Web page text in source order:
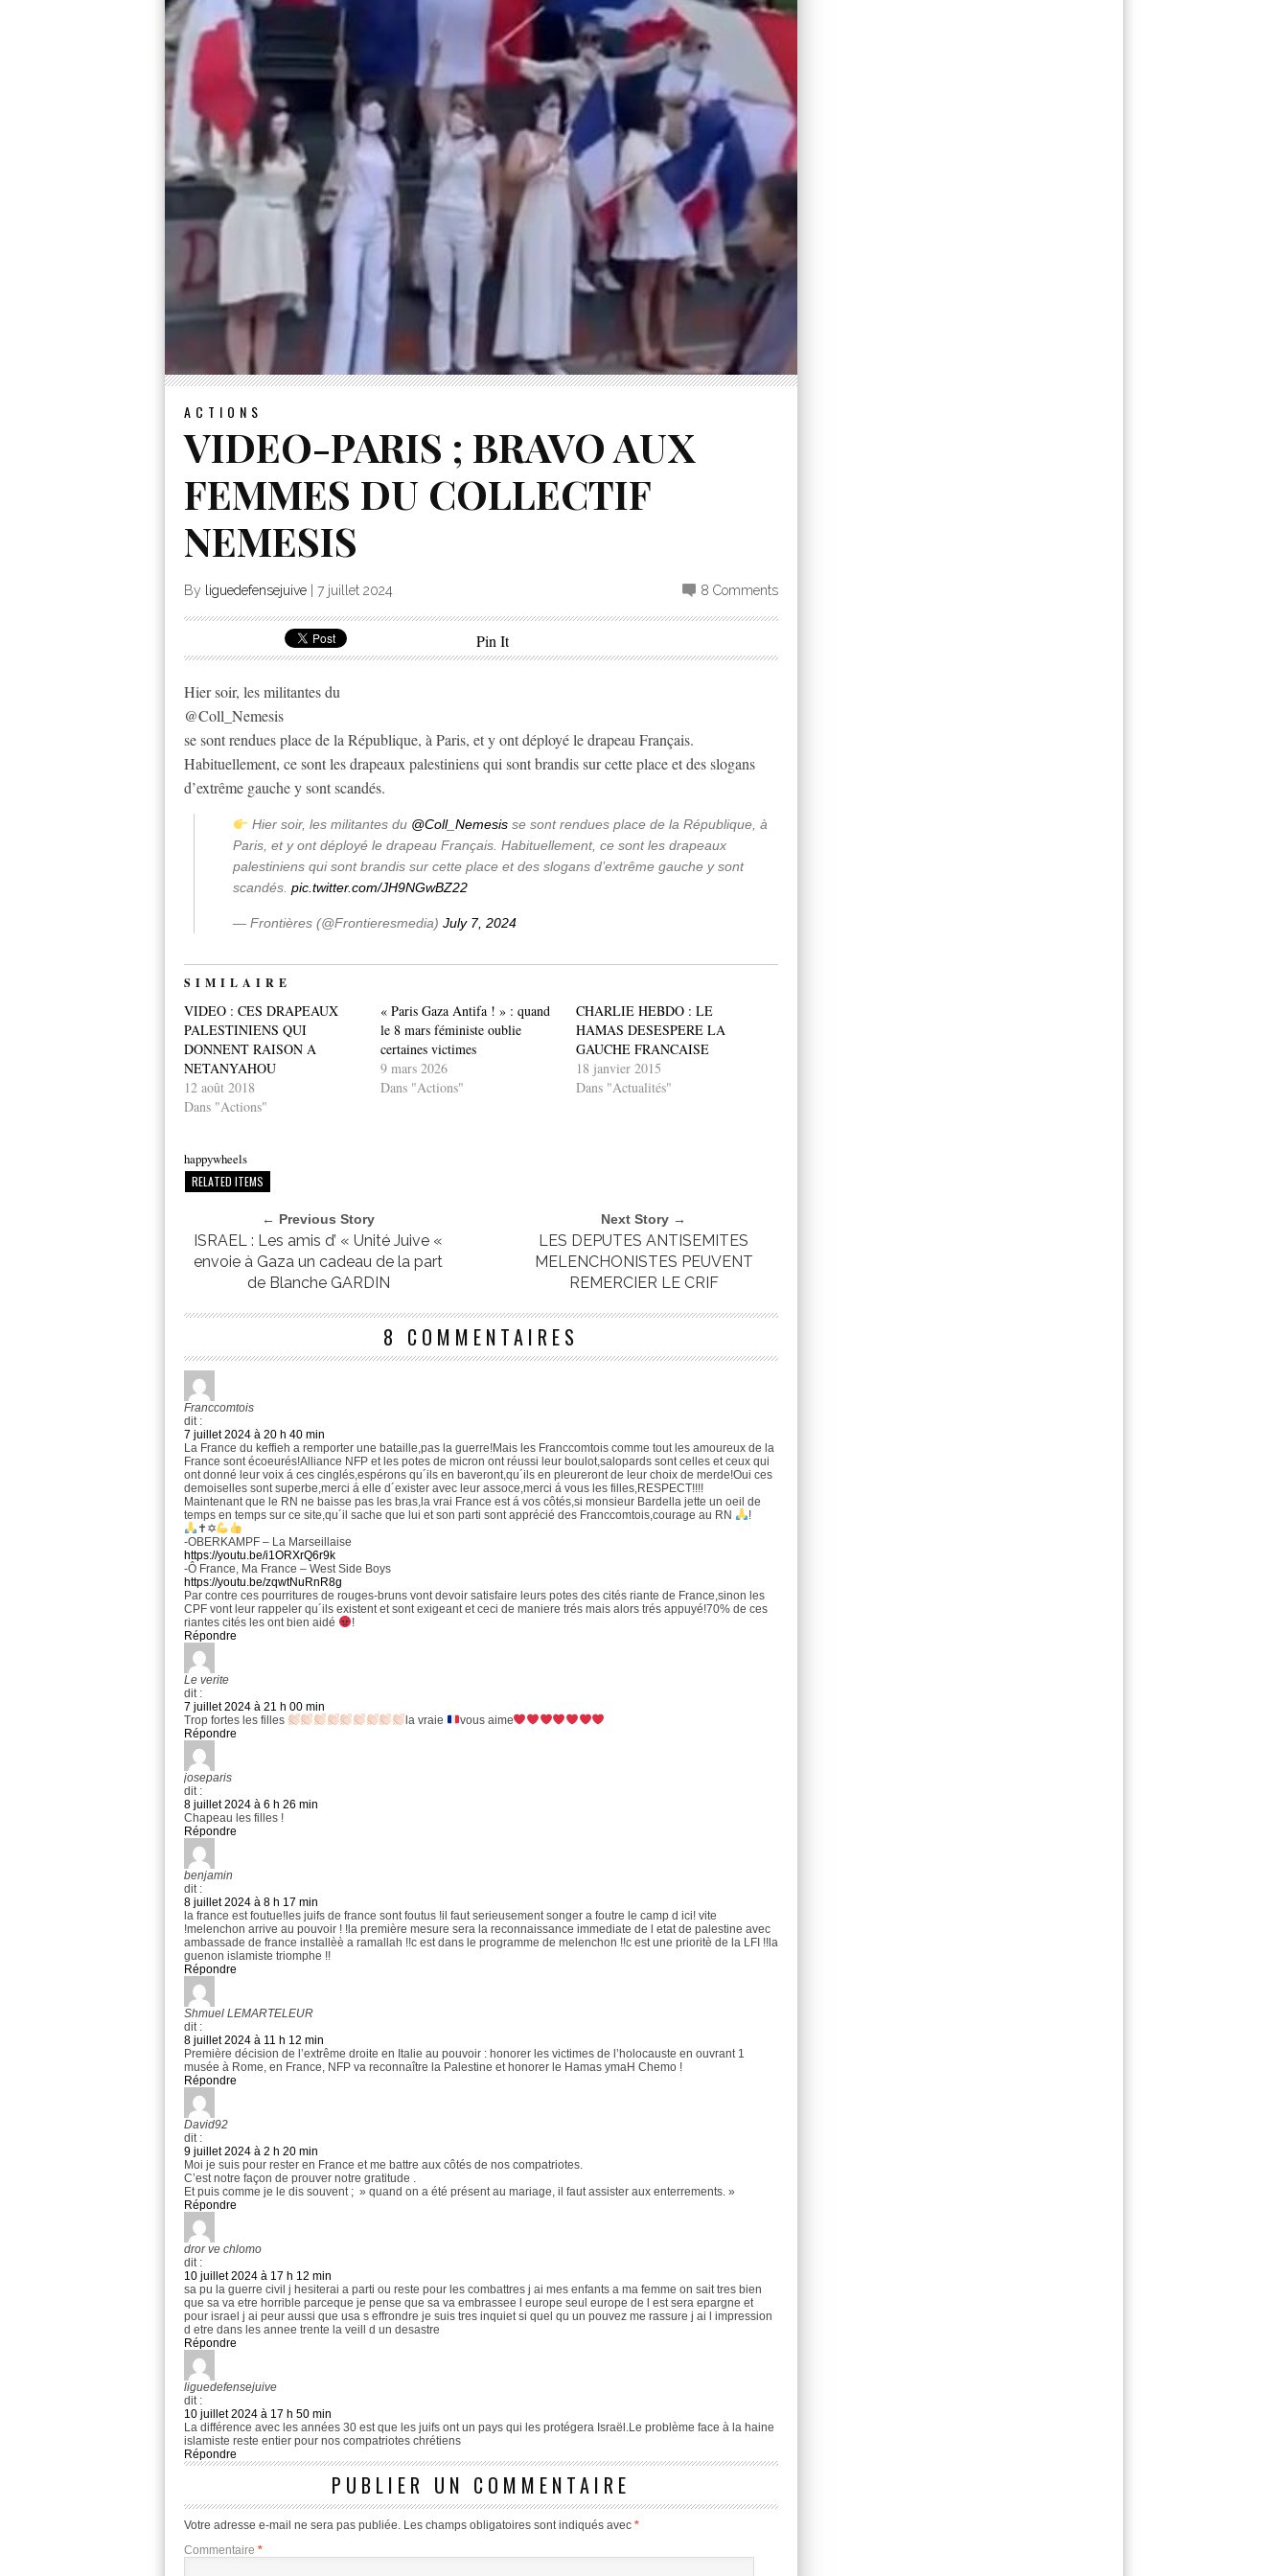
ACTIONS
VIDEO-PARIS ; BRAVO AUX
FEMMES DU COLLECTIF
NEMESIS
By liguedefensejuive 7 juillet 2024 8 Comments
Pin It
Hier soir, les militantes du
@Coll_Nemesis
se sont rendues place de la République, à Paris, et y ont déployé le drapeau Français.
Habituellement, ce sont les drapeaux palestiniens qui sont brandis sur cette place et des slogans
d’extrême gauche y sont scandés.
Hier soir, les militantes du @Coll_Nemesisse sont rendues place de la République, à
Paris, et y ont déployé le drapeau Français. Habituellement, ce sont les drapeaux
palestiniens qui sont brandis sur cette place et des slogans d’extrême gauche y sont
scandés. pic.twitter.com/JH9NGwBZ22
— Frontières (@Frontieresmedia) July 7, 2024
SIMILAIRE
VIDEO : CES DRAPEAUX
PALESTINIENS QUI
DONNENT RAISON A
NETANYAHOU
12 août 2018
Dans "Actions"
« Paris Gaza Antifa ! » : quand
le 8 mars féministe oublie
certaines victimes
9 mars 2026
Dans "Actions"
CHARLIE HEBDO : LE
HAMAS DESESPERE LA
GAUCHE FRANCAISE
18 janvier 2015
Dans "Actualités"
happywheels
RELATED ITEMS
← Previous Story
ISRAEL : Les amis d’ « Unité Juive «
envoie à Gaza un cadeau de la part
de Blanche GARDIN
Next Story →
LES DEPUTES ANTISEMITES
MELENCHONISTES PEUVENT
REMERCIER LE CRIF
8 COMMENTAIRES
Franccomtois
dit :
7 juillet 2024 à 20 h 40 min
La France du keffieh a remporter une bataille,pas la guerre!Mais les Franccomtois comme tout les amoureux de la
France sont écoeurés!Alliance NFP et les potes de micron ont réussi leur boulot,salopards sont celles et ceux qui
ont donné leur voix á ces cinglés,espérons qu´ils en baveront,qu´ils en pleureront de leur choix de merde!Oui ces
demoiselles sont superbe,merci á elle d´exister avec leur assoce,merci á vous les filles,RESPECT!!!!
Maintenant que le RN ne baisse pas les bras,la vrai France est á vos côtés,si monsieur Bardella jette un oeil de
temps en temps sur ce site,qu´il sache que lui et son parti sont apprécié des Franccomtois,courage au RN
!
✝✡
-OBERKAMPF – La Marseillaise
https://youtu.be/i1ORXrQ6r9k
-Ô France, Ma France – West Side Boys
https://youtu.be/zqwtNuRnR8g
Par contre ces pourritures de rouges-bruns vont devoir satisfaire leurs potes des cités riante de France,sinon les
CPF vont leur rappeler qu´ils existent et sont exigeant et ceci de maniere trés mais alors trés appuyé!70% de ces
riantes cités les ont bien aidé
!
Répondre
Le verite
dit :
7 juillet 2024 à 21 h 00 min
Trop fortes les filles
la vraie
vous aime
Répondre
joseparis
dit :
8 juillet 2024 à 6 h 26 min
Chapeau les filles !
Répondre
benjamin
dit :
8 juillet 2024 à 8 h 17 min
la france est foutue!les juifs de france sont foutus !il faut serieusement songer a foutre le camp d ici! vite
!melenchon arrive au pouvoir ! !la première mesure sera la reconnaissance immediate de l etat de palestine avec
ambassade de france installèè a ramallah !!c est dans le programme de melenchon !!c est une prioritè de la LFI !!la
guenon islamiste triomphe !!
Répondre
Shmuel LEMARTELEUR
dit :
8 juillet 2024 à 11 h 12 min
Première décision de l’extrême droite en Italie au pouvoir : honorer les victimes de l’holocauste en ouvrant 1
musée à Rome, en France, NFP va reconnaître la Palestine et honorer le Hamas ymaH Chemo !
Répondre
David92
dit :
9 juillet 2024 à 2 h 20 min
Moi je suis pour rester en France et me battre aux côtés de nos compatriotes.
C’est notre façon de prouver notre gratitude .
Et puis comme je le dis souvent ; » quand on a été présent au mariage, il faut assister aux enterrements. »
Répondre
dror ve chlomo
dit :
10 juillet 2024 à 17 h 12 min
sa pu la guerre civil j hesiterai a parti ou reste pour les combattres j ai mes enfants a ma femme on sait tres bien
que sa va etre horrible parceque je pense que sa va embrassee l europe seul europe de l est sera epargne et
pour israel j ai peur aussi que usa s effrondre je suis tres inquiet si quel qu un pouvez me rassure j ai l impression
d etre dans les annee trente la veill d un desastre
Répondre
liguedefensejuive
dit :
10 juillet 2024 à 17 h 50 min
La différence avec les années 30 est que les juifs ont un pays qui les protégera Israël.Le problème face à la haine
islamiste reste entier pour nos compatriotes chrétiens
Répondre
PUBLIER UN COMMENTAIRE
Votre adresse e-mail ne sera pas publiée. Les champs obligatoires sont indiqués avec *
Commentaire *